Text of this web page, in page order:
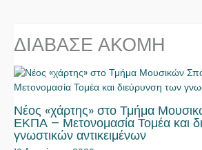
ΔΙΑΒΑΣΕ ΑΚΟΜΗ
Νέος «χάρτης» στο Τμήμα
ΕΚΠΑ – Μετονομασία Τομέα και
γνωστικών αντικειμένων